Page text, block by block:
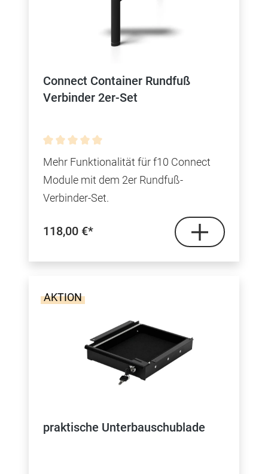
Connect Container Rundfuß
Verbinder 2er-Set
Durchschnittliche Bewertung von 0 von 5
Mehr Funktionalität für f10 Connect
Module mit dem 2er Rundfuß-
Verbinder-Set.
118,00 €*
AKTION
praktische Unterbauschublade